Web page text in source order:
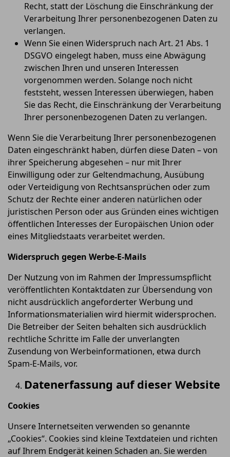
Recht, statt der Löschung die Einschränkung der
Verarbeitung Ihrer personenbezogenen Daten zu
verlangen.
Wenn Sie einen Widerspruch nach Art. 21 Abs. 1
DSGVO eingelegt haben, muss eine Abwägung
zwischen Ihren und unseren Interessen
vorgenommen werden. Solange noch nicht
feststeht, wessen Interessen überwiegen, haben
Sie das Recht, die Einschränkung der Verarbeitung
Ihrer personenbezogenen Daten zu verlangen.
Wenn Sie die Verarbeitung Ihrer personenbezogenen
Daten eingeschränkt haben, dürfen diese Daten – von
ihrer Speicherung abgesehen – nur mit Ihrer
Einwilligung oder zur Geltendmachung, Ausübung
oder Verteidigung von Rechtsansprüchen oder zum
Schutz der Rechte einer anderen natürlichen oder
juristischen Person oder aus Gründen eines wichtigen
öffentlichen Interesses der Europäischen Union oder
eines Mitgliedstaats verarbeitet werden.
Widerspruch gegen Werbe-E-Mails
Der Nutzung von im Rahmen der Impressumspflicht
veröffentlichten Kontaktdaten zur Übersendung von
nicht ausdrücklich angeforderter Werbung und
Informationsmaterialien wird hiermit widersprochen.
Die Betreiber der Seiten behalten sich ausdrücklich
rechtliche Schritte im Falle der unverlangten
Zusendung von Werbeinformationen, etwa durch
Spam-E-Mails, vor.
Datenerfassung auf dieser Website
Cookies
Unsere Internetseiten verwenden so genannte
„Cookies“. Cookies sind kleine Textdateien und richten
auf Ihrem Endgerät keinen Schaden an. Sie werden